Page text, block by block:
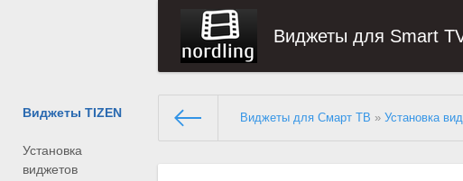
Виджеты для Smart
Виджеты TIZEN
Установка
виджетов
Виджеты для Смарт ТВ »Установка